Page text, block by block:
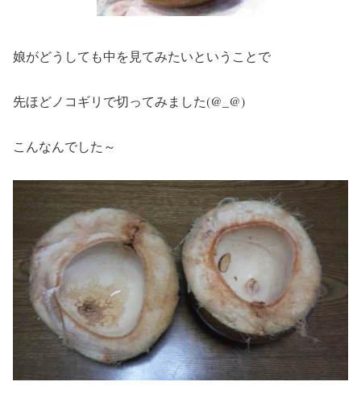
娘がどうしても中を見てみたいということで
先ほどノコギリで切ってみました(@_@)
こんなんでした～